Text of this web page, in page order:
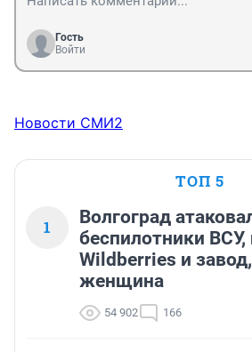
Гость
Войти
Новости СМИ2
ТОП 5
1
Волгоград
беспилотники ВСУ,
Wildberries и
женщина
54 902 166